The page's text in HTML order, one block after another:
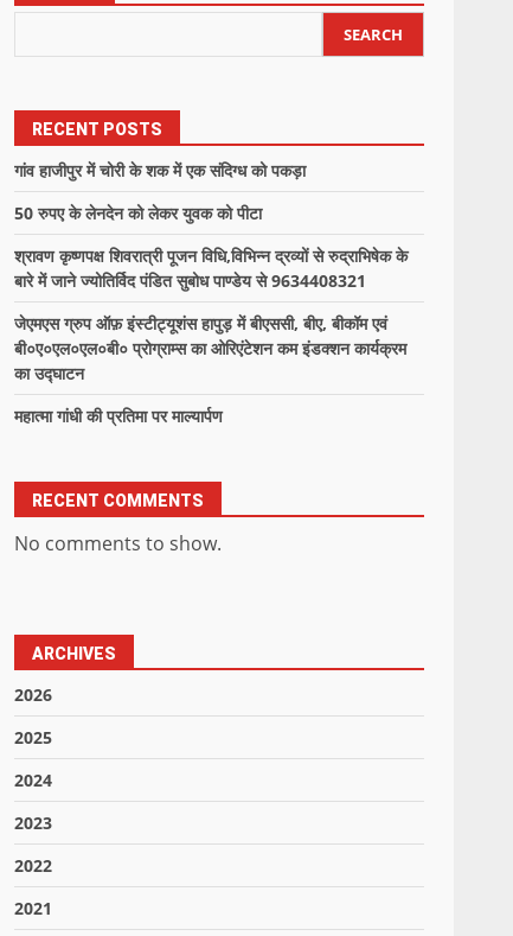
SEARCH
RECENT POSTS
गांव हाजीपुर में चोरी के शक में एक संदिग्ध को पकड़ा
50 रुपए के लेनदेन को लेकर युवक को पीटा
श्रावण कृष्णपक्ष शिवरात्री पूजन विधि,विभिन्न द्रव्यों से रुद्राभिषेक के
बारे में जाने ज्योतिर्विद पंडित सुबोध पाण्डेय से 9634408321
जेएमएस ग्रुप ऑफ़ इंस्टीट्यूशंस हापुड़ में बीएससी, बीए, बीकॉम एवं
बी०ए०एल०एल०बी० प्रोग्राम्स का ओरिएंटेशन कम इंडक्शन कार्यक्रम
का उद्घाटन
महात्मा गांधी की प्रतिमा पर माल्यार्पण
RECENT COMMENTS
No comments to show.
ARCHIVES
2026
2025
2024
2023
2022
2021